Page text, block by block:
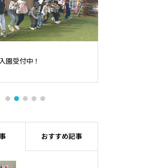
園受付中！
おすすめ記事